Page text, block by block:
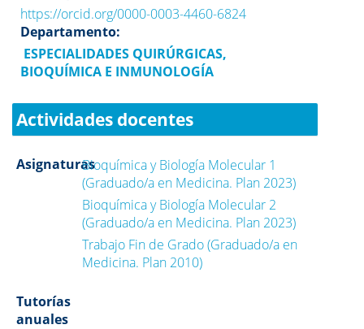
https://orcid.org/0000-0003-4460-6824
Departamento:
ESPECIALIDADES QUIRÚRGICAS,
BIOQUÍMICA E INMUNOLOGÍA
Actividades docentes
AsignaturasBioquímica y Biología Molecular 1
(Graduado/a en Medicina. Plan 2023)
Bioquímica y Biología Molecular 2
(Graduado/a en Medicina. Plan 2023)
Trabajo Fin de Grado (Graduado/a en
Medicina. Plan 2010)
Tutorías
anuales